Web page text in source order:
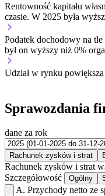
Rentowność kapitału
czasie. W 2025 była
Podatek dochodowy na
był on wyższy niż 0%
Udział w rynku
Sprawozdania
dane za rok
Rachunek zysków i strat
Rachunek zysków i strat
Szczegółowość
Ogólny
A. Przychody netto ze